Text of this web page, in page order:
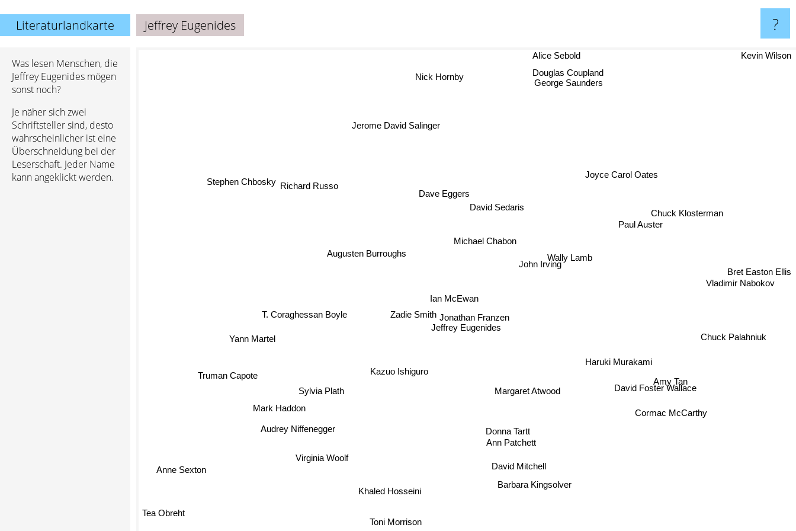
Literaturlandkarte Jeffrey Eugenides ?
Was lesen Menschen, die
Jeffrey Eugenides mögen
sonst noch?
Je näher sich zwei
Schriftsteller sind, desto
wahrscheinlicher ist eine
Überschneidung bei der
Leserschaft. Jeder Name
kann angeklickt werden.
Jeffrey Eugenides
Jonathan Franzen
Zadie Smith
Donna Tartt
Michael Chabon
Ian McEwan
Kazuo Ishiguro
Sylvia Plath
Wally Lamb
David Sedaris
John Irving
Dave Eggers
Margaret Atwood
David Mitchell
Virginia Woolf
Ann Patchett
David Foster Wallace
Kevin Wilson
Alice Sebold
Toni Morrison
Anne Sexton
Haruki Murakami
Mark Haddon
Joyce Carol Oates
George Saunders
T. Coraghessan Boyle
Audrey Niffenegger
Paul Auster
Jerome David Salinger
Yann Martel
Truman Capote
Barbara Kingsolver
Nick Hornby
Cormac McCarthy
Khaled Hosseini
Douglas Coupland